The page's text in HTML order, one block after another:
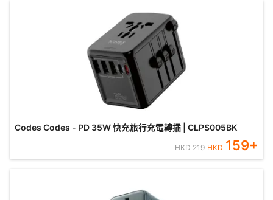
Codes Codes - PD 35W 快充旅行充電轉插 | CLPS005BK
HKD219 HKD 159+